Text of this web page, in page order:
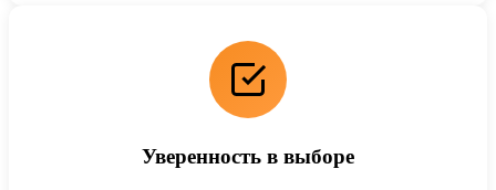
Уверенность в выборе